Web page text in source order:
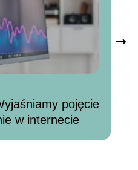
pojęcie
w internecie